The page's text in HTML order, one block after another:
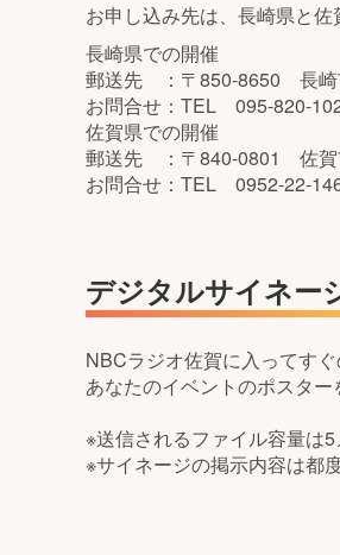
お申し込み先は、長崎県と佐
長崎県での開催
郵送先 ：〒850-8650 長
お問合せ：TEL 095-820-
佐賀県での開催
郵送先 ：〒840-0801 佐賀
お問合せ：TEL 0952-22-
デジタルサイネー
NBCラジオ佐賀に入ってす
あなたのイベントのポスタ
※送信されるファイル容量は5
※サイネージの掲示内容は都